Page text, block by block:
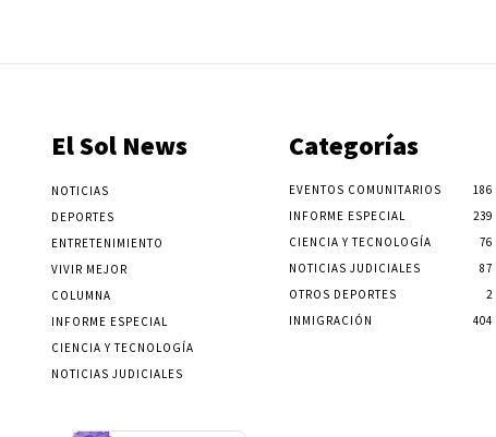
El Sol News
NOTICIAS
DEPORTES
ENTRETENIMIENTO
VIVIR MEJOR
COLUMNA
INFORME ESPECIAL
CIENCIA Y TECNOLOGÍA
NOTICIAS JUDICIALES
Categorías
EVENTOS COMUNITARIOS
186
INFORME ESPECIAL
239
CIENCIA Y TECNOLOGÍA
76
NOTICIAS JUDICIALES
87
OTROS DEPORTES
2
INMIGRACIÓN
404